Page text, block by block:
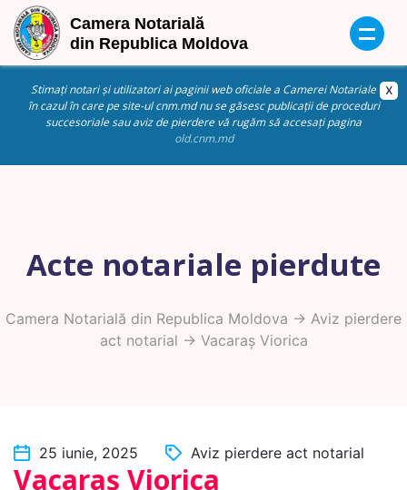
Stimați notari și utilizatori ai paginii web oficiale a Camerei Notariale
în cazul în care pe site-ul cnm.md nu se găsesc publicații de proceduri
succesoriale sau aviz de pierdere vă rugăm să accesați pagina
old.cnm.md
Acte notariale pierdute
Camera Notarială din Republica Moldova -> Aviz pierdere
act notarial -> Vacaraș Viorica
25 iunie, 2025 Aviz pierdere act notarial
Vacaraș Viorica